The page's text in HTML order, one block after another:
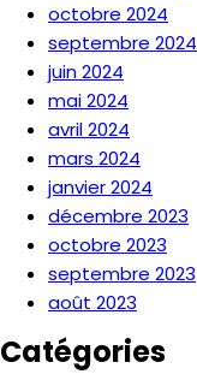
octobre 2024
septembre 2024
juin 2024
mai 2024
avril 2024
mars 2024
janvier 2024
décembre 2023
octobre 2023
septembre 2023
août 2023
Catégories